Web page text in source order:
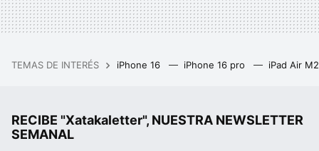
TEMAS DE INTERÉS iPhone 16 iPhone 16 pro iPad Air
RECIBE "Xatakaletter", NUESTRA NEWSLETTER
SEMANAL